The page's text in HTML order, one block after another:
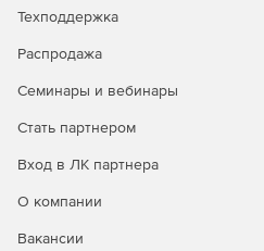
Техподдержка
Распродажа
Семинары и вебинары
Стать партнером
Вход в ЛК партнера
О компании
Вакансии